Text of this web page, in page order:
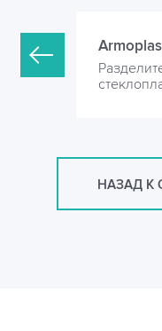
из
НАЗАД